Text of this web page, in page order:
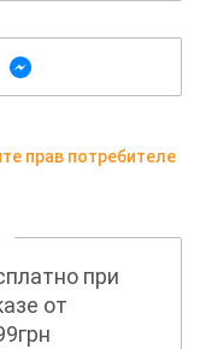
прав потребителе
при
от